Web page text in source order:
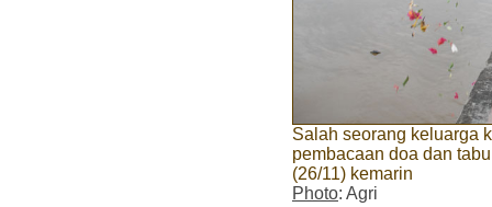
Salah seorang keluarga
pembacaan doa dan
(26/11) kemarin
Photo: Agri